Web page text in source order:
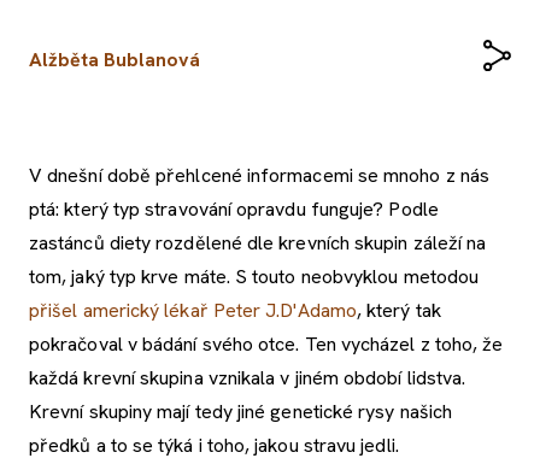
Alžběta Bublanová
V dnešní době přehlcené informacemi se mnoho z nás
ptá: který typ stravování opravdu funguje? Podle
zastánců diety rozdělené dle krevních skupin záleží na
tom, jaký typ krve máte. S touto neobvyklou metodou
přišel americký lékař Peter J.D'Adamo, který tak
pokračoval v bádání svého otce. Ten vycházel z toho, že
každá krevní skupina vznikala v jiném období lidstva.
Krevní skupiny mají tedy jiné genetické rysy našich
předků a to se týká i toho, jakou stravu jedli.